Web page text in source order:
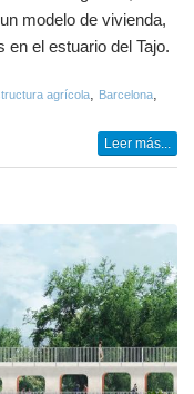
modelo de vivienda,
en el estuario del Tajo.
agrícola, Barcelona,
Leer más...